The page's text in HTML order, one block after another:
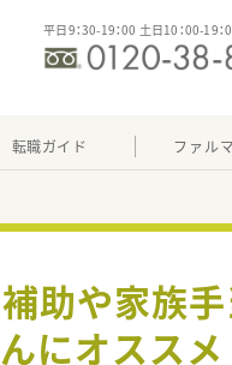
平日9：30-19：00 土日10：00-19：
転職ガイド ファル
助や家族
にオススメ